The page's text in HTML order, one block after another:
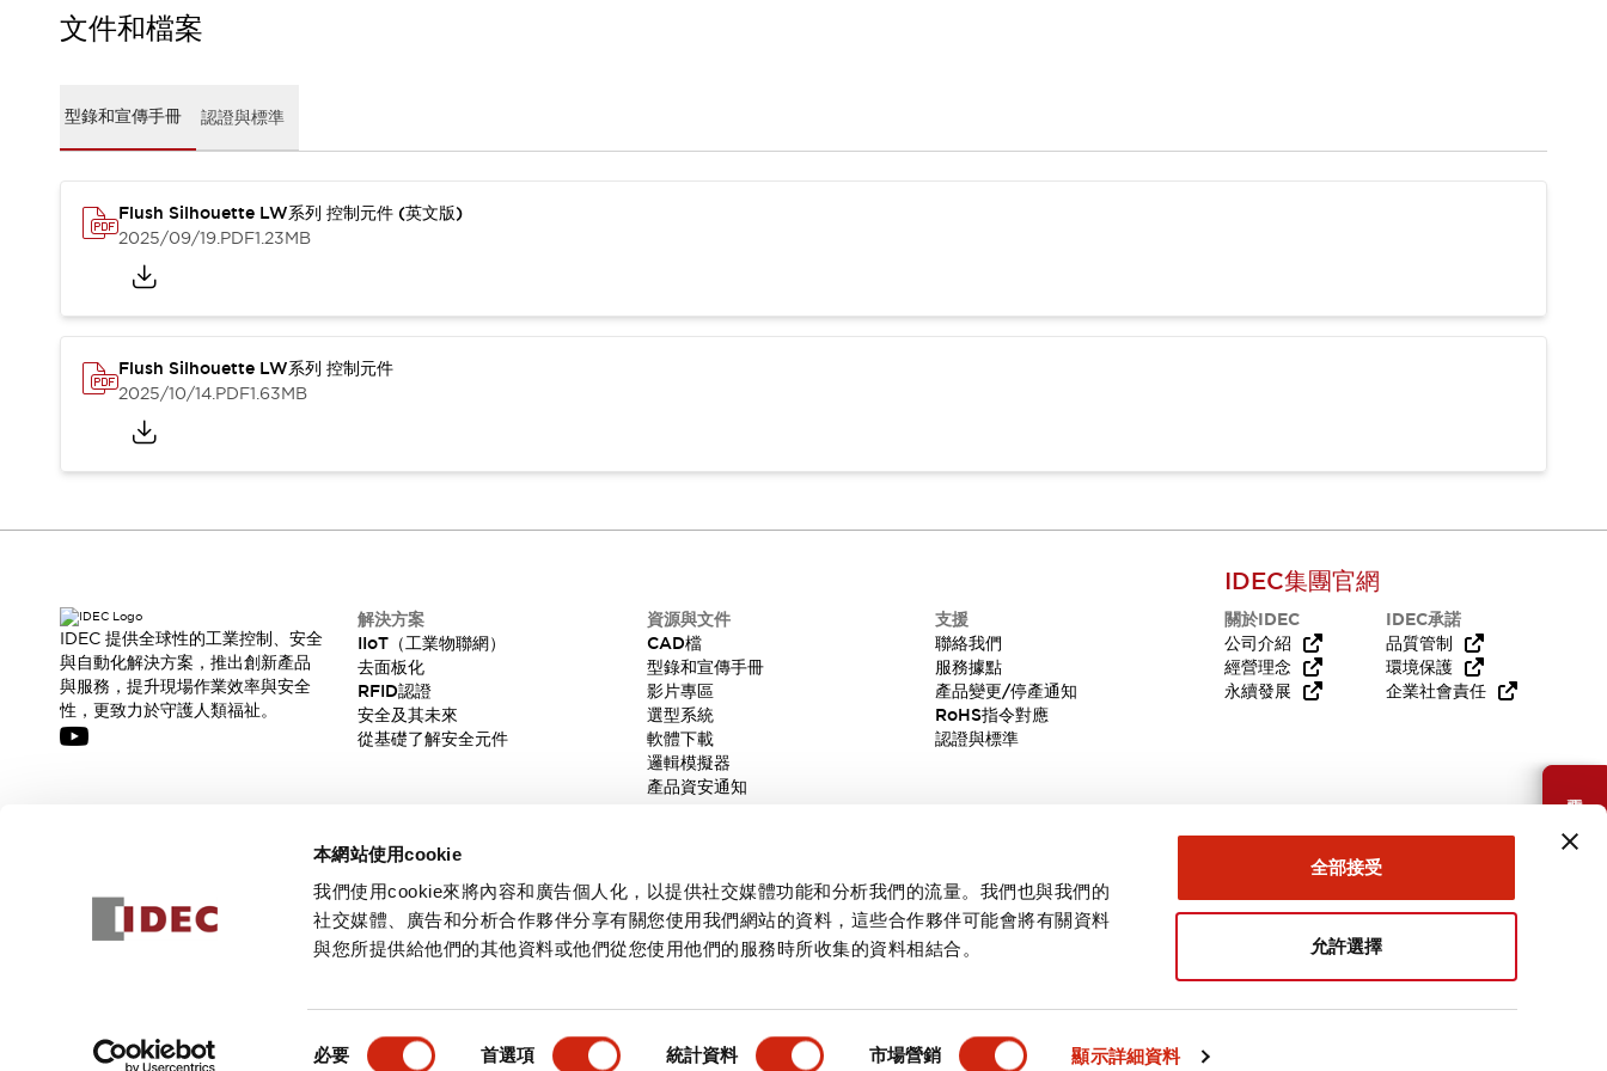
本網站使用cookie
我們使用cookie來將內容和廣告個人化，以提供社交媒體功能和分析我們的流量。我們也與我們的
社交媒體、廣告和分析合作夥伴分享有關您使用我們網站的資料，這些合作夥伴可能會將有關資料
與您所提供給他們的其他資料或他們從您使用他們的服務時所收集的資料相結合。
必要 首選項 統計資料 市場營銷 顯示詳細資料
全部接受
允許選擇
型錄和宣傳手冊
軟體下載
邏輯模擬器
產品資安通知
服務據點
產品變更/停產通知
需要幫助嗎？
文件和檔案
型錄和宣傳手冊 認證與標準
Flush Silhouette LW系列 控制元件 (英文版)
2025/09/19.PDF1.23MB
Flush Silhouette LW系列 控制元件
2025/10/14.PDF1.63MB
產品詳情 主要特點 規格 文件和檔案
IDEC 提供全球性的工業控制、安全
與自動化解決方案，推出創新產品
與服務，提升現場作業效率與安全
性，更致力於守護人類福祉。
解決方案
IIoT（工業物聯網）
去面板化
RFID認證
安全及其未來
從基礎了解安全元件
資源與文件
CAD檔
型錄和宣傳手冊
影片專區
選型系統
軟體下載
邏輯模擬器
產品資安通知
支援
聯絡我們
服務據點
產品變更/停產通知
RoHS指令對應
認證與標準
IDEC集團官網
關於IDEC
公司介紹
經營理念
永續發展
IDEC承諾
品質管制
環境保護
企業社會責任
訂閱
隱私權政策使用條款 台灣